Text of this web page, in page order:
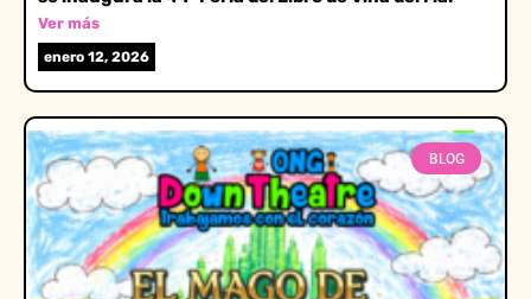
Ver más
enero 12, 2026
BLOG